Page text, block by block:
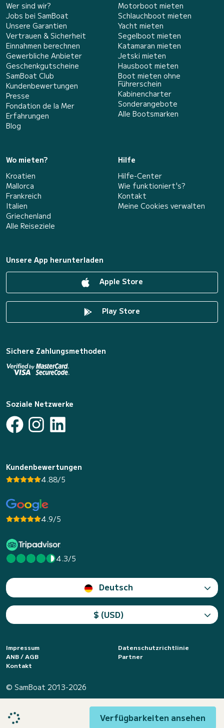
Verfügbarkeiten ansehen
Wer sind wir?
Jobs bei SamBoat
Unsere Garantien
Vertrauen & Sicherheit
Einnahmen berechnen
Gewerbliche Anbieter
Geschenkgutscheine
SamBoat Club
Kundenbewertungen
Presse
Fondation de la Mer
Erfahrungen
Blog
Motorboot mieten
Schlauchboot mieten
Yacht mieten
Segelboot mieten
Katamaran mieten
Jetski mieten
Hausboot mieten
Boot mieten ohne
Führerschein
Kabinencharter
Sonderangebote
Alle Bootsmarken
Wo mieten?
Kroatien
Mallorca
Frankreich
Italien
Griechenland
Alle Reiseziele
Hilfe
Hilfe-Center
Wie funktioniert's?
Kontakt
Meine Cookies verwalten
Unsere App herunterladen
Apple Store
Play Store
Sichere Zahlungsmethoden
Soziale Netzwerke
Kundenbewertungen
4.88/5
4.9/5
4.3/5
Deutsch
$ (USD)
Impressum
Datenschutzrichtlinie
ANB / AGB
Partner
Kontakt
© SamBoat 2013-2026